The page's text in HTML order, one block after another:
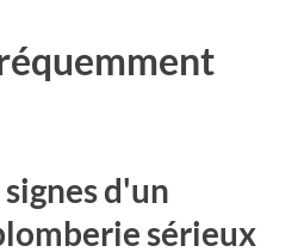
d'un
sérieux